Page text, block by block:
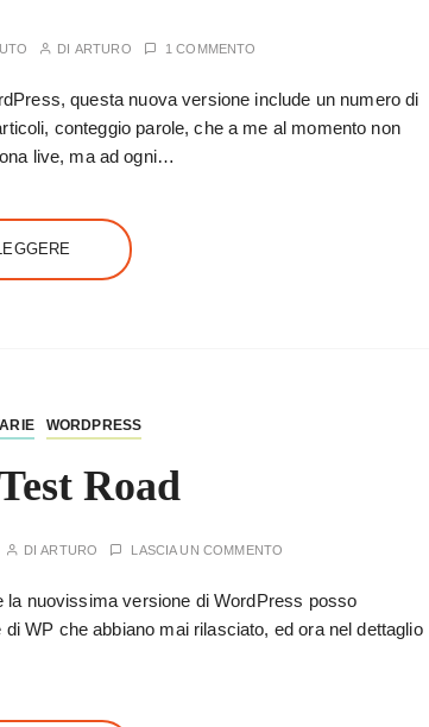
DI ARTURO 1 COMMENTO
questa nuova versione include un numero di
conteggio parole, che a me al momento non
live, ma ad ogni…
WORDPRESS
Road
DIARTURO LASCIA UN COMMENTO
la nuovissima versione di WordPress posso
WP che abbiano mai rilasciato, ed ora nel dettaglio